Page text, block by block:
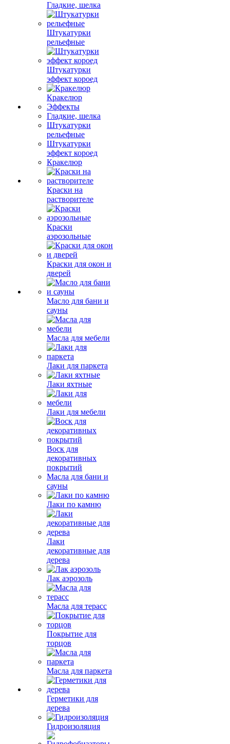
Гладкие, шелка
Штукатурки
рельефные
Штукатурки
эффект короед
Кракелюр
Эффекты
Гладкие, шелка
Штукатурки
рельефные
Штукатурки
эффект короед
Кракелюр
Краски на
растворителе
Краски
аэрозольные
Краски для окон и
дверей
Масло для бани и
сауны
Масла для мебели
Лаки для паркета
Лаки яхтные
Лаки для мебели
Воск для
декоративных
покрытий
Масла для бани и
сауны
Лаки по камню
Лаки
декоративные для
дерева
Лак аэрозоль
Масла для терасс
Покрытие для
торцов
Масла для паркета
Герметики для
дерева
Гидроизоляция